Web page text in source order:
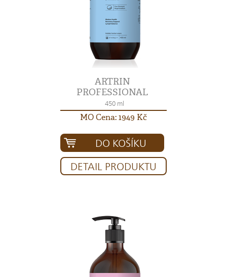
ARTRIN
PROFESSIONAL
450 ml
MO Cena: 1949 Kč
DO KOŠÍKU
DETAIL PRODUKTU